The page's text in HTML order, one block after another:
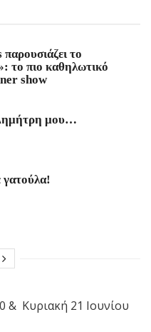
το
το πιο καθηλωτικό
show
μου…
γατούλα!
& Κυριακή 21 Ιουνίου